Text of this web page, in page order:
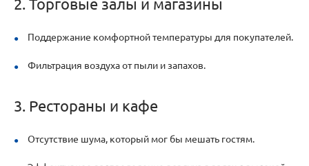
2. Торговые залы и магазины
Поддержание комфортной температуры для покупателей.
Фильтрация воздуха от пыли и запахов.
3. Рестораны и кафе
Отсутствие шума, который мог бы мешать гостям.